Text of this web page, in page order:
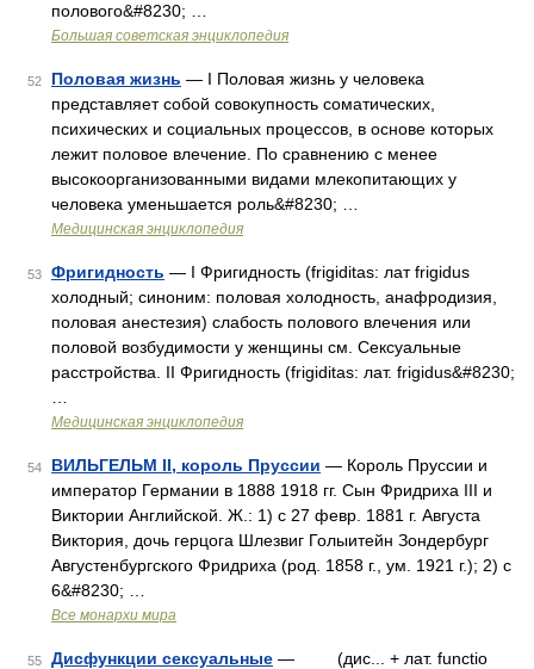
полового&#8230; …
Большая советская энциклопедия
52 Половая жизнь — I Половая жизнь у человека
представляет собой совокупность соматических,
психических и социальных процессов, в основе которых
лежит половое влечение. По сравнению с менее
высокоорганизованными видами млекопитающих у
человека уменьшается роль&#8230; …
Медицинская энциклопедия
53 Фригидность — I Фригидность (frigiditas: лат frigidus
холодный; синоним: половая холодность, анафродизия,
половая анестезия) слабость полового влечения или
половой возбудимости у женщины см. Сексуальные
расстройства. II Фригидность (frigiditas: лат. frigidus&#8230;
Медицинская энциклопедия
54 ВИЛЬГЕЛЬМ II, король Пруссии — Король Пруссии и
император Германии в 1888 1918 гг. Сын Фридриха III и
Виктории Английской. Ж.: 1) с 27 февр. 1881 г. Августа
Виктория, дочь герцога Шлезвиг Голыитейн Зондербург
Августенбургского Фридриха (род. 1858 г., ум. 1921 г.); 2) с
6&#8230; …
Все монархи мира
55 Дисфункции сексуальные — (дис... + лат. functio